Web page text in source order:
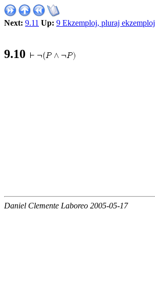
Next: 9.11 Up: 9 Ekzemploj, pluraj ekzemploj
9.10
Daniel Clemente Laboreo 2005-05-17